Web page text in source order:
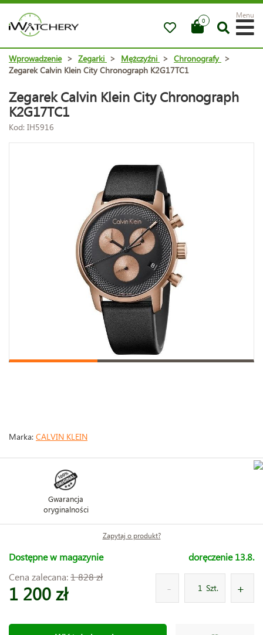
0
Menu
Wprowadzenie > Zegarki > Mężczyźni > Chronografy >
Zegarek Calvin Klein City Chronograph K2G17TC1
Zegarek Calvin Klein City Chronograph
K2G17TC1
Kod: IH5916
Marka: CALVIN KLEIN
Gwarancja
oryginalności
Zapytaj o produkt?
Dostępne w magazynie
doręczenie 13.8.
Cena zalecana:1 828 zł
1 200 zł Szt.